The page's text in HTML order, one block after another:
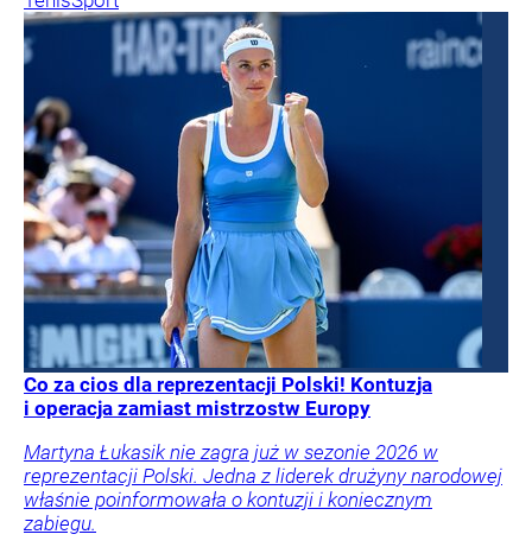
Co za cios dla reprezentacji Polski! Kontuzja
i operacja zamiast mistrzostw Europy
Martyna Łukasik nie zagra już w sezonie 2026 w
reprezentacji Polski. Jedna z liderek drużyny narodowej
właśnie poinformowała o kontuzji i koniecznym
zabiegu.